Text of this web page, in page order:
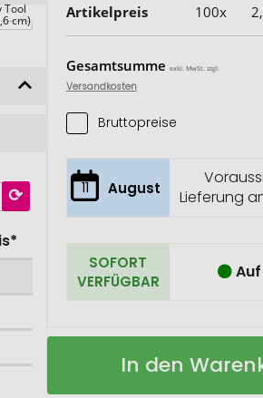
Tool
cm) Artikelpreis 100x
Gesamtsumme exkl. MwSt. zzgl.
Versandkosten
Bruttopreise
11 August
Lieferung
SOFORT
VERFÜGBAR
ROMINOX®
Auf
In den